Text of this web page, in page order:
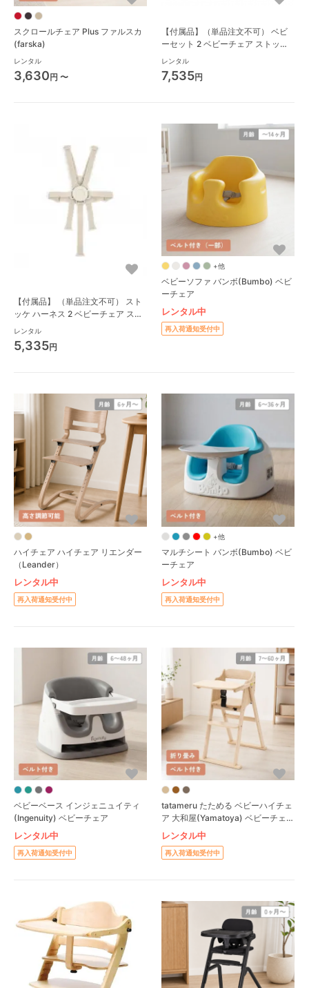
スクロールチェア Plus ファルスカ
(farska)
レンタル
3,630円 〜
【付属品】（単品注文不可） ベビ
ーセット 2 ベビーチェア ストッケ
(STOKKE)
レンタル
7,535円
【付属品】 （単品注文不可） スト
ッケ ハーネス 2 ベビーチェア スト
ッケ(STOKKE)
レンタル
5,335円
+他
ベビーソファ バンボ(Bumbo) ベビ
ーチェア
レンタル中
再入荷通知受付中
ハイチェア ハイチェア リエンダー
（Leander）
レンタル中
再入荷通知受付中
+他
マルチシート バンボ(Bumbo) ベビ
ーチェア
レンタル中
再入荷通知受付中
ベビーベース インジェニュイティ
(Ingenuity) ベビーチェア
レンタル中
再入荷通知受付中
tatameru たためる ベビーハイチェ
ア 大和屋(Yamatoya) ベビーチェ
アレンタル中
再入荷通知受付中